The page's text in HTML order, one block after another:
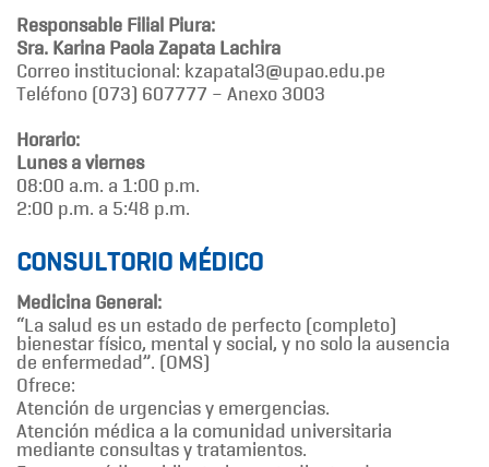
Responsable Filial Piura:
Sra. Karina Paola Zapata Lachira
Correo institucional: kzapatal3@upao.edu.pe
Teléfono (073) 607777 – Anexo 3003
Horario:
Lunes a viernes
08:00 a.m. a 1:00 p.m.
2:00 p.m. a 5:48 p.m.
CONSULTORIO MÉDICO
Medicina General:
“La salud es un estado de perfecto (completo)
bienestar físico, mental y social, y no solo la ausencia
de enfermedad”. (OMS)
Ofrece:
Atención de urgencias y emergencias.
Atención médica a la comunidad universitaria
mediante consultas y tratamientos.